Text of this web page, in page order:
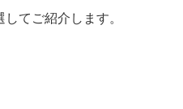
てご紹介します。